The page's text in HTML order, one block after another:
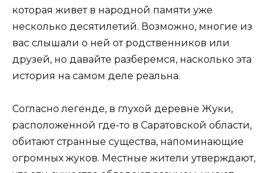
которая живет в народной памяти уже
несколько десятилетий. Возможно, многие из
вас слышали о ней от родственников или
друзей, но давайте разберемся, насколько эта
история на самом деле реальна.
Согласно легенде, в глухой деревне Жуки,
расположенной где-то в Саратовской области,
обитают странные существа, напоминающие
огромных жуков. Местные жители утверждают,